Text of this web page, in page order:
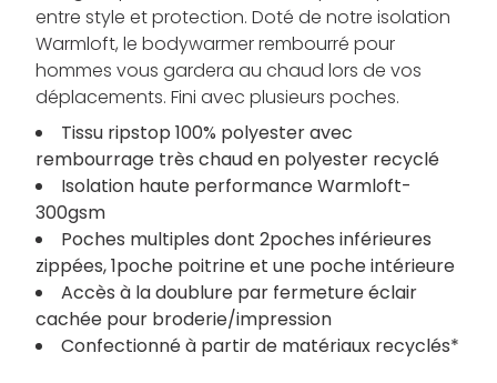
entre style et protection. Doté de notre isolation
Warmloft, le bodywarmer rembourré pour
hommes vous gardera au chaud lors de vos
déplacements. Fini avec plusieurs poches.
Tissu ripstop 100% polyester avec
rembourrage très chaud en polyester recyclé
Isolation haute performance Warmloft-
300gsm
Poches multiples dont 2poches inférieures
zippées, 1poche poitrine et une poche intérieure
Accès à la doublure par fermeture éclair
cachée pour broderie/impression
Confectionné à partir de matériaux recyclés*